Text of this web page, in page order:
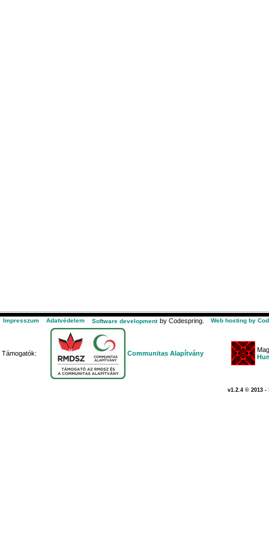
Impresszum Adatvédelem Software development by Codespring. Web hosting by
Támogatók: Communitas Alapítvány
v1.2.4 © 2013